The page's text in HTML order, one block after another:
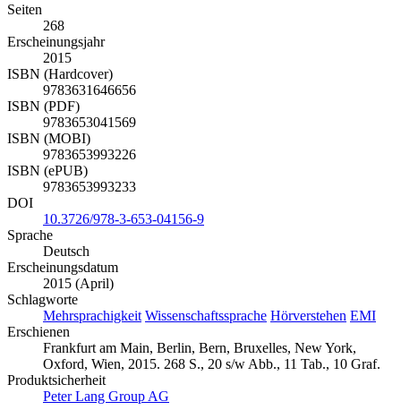
Seiten
268
Erscheinungsjahr
2015
ISBN (Hardcover)
9783631646656
ISBN (PDF)
9783653041569
ISBN (MOBI)
9783653993226
ISBN (ePUB)
9783653993233
DOI
10.3726/978-3-653-04156-9
Sprache
Deutsch
Erscheinungsdatum
2015 (April)
Schlagworte
Mehrsprachigkeit Wissenschaftssprache Hörverstehen EMI
Erschienen
Frankfurt am Main, Berlin, Bern, Bruxelles, New York,
Oxford, Wien, 2015. 268 S., 20 s/w Abb., 11 Tab., 10 Graf.
Produktsicherheit
Peter Lang Group AG